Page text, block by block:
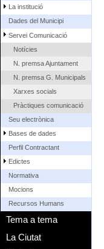
La institució
Dades del Municipi
Servei Comunicació
Notícies
N. premsa Ajuntament
N. premsa G. Municipals
Xarxes socials
Pràctiques comunicació
Seu electrònica
Bases de dades
Perfil Contractant
Edictes
Normativa
Mocions
Recursos Humans
Tema a tema
La Ciutat